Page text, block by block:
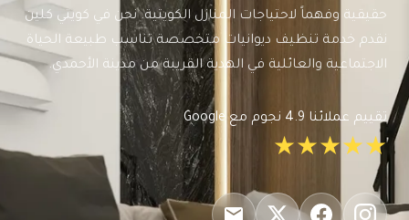
حقيقية وفهماً لاحتياجات المنازل الكويتية. نحن في كويتي كلين
نقدم خدمة تنظيف ديوانيات متخصصة تناسب طبيعة الحياة
الاجتماعية والعائلية في الهدية القريبة من مدينة الأحمدي.
تقييم عملائنا 4.9 نجوم مع Google
★★★★★